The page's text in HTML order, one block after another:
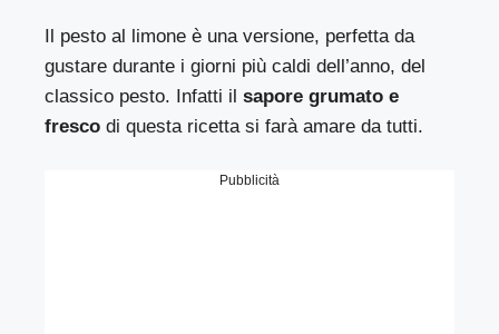
Il pesto al limone è una versione, perfetta da
gustare durante i giorni più caldi dell’anno, del
classico pesto. Infatti ilsapore grumato e
fresco di questa ricetta si farà amare da tutti.
Pubblicità